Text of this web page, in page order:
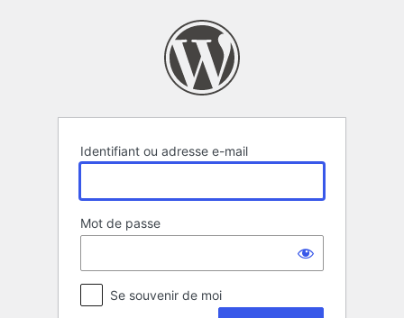
Identifiant ou adresse e-mail
Mot de passe
Se souvenir de moi